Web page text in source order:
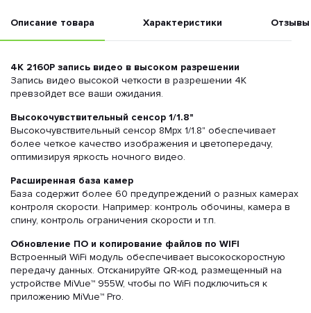
Описание товара Характеристики Отзывы
4K 2160P запись видео в высоком разрешении
Запись видео высокой четкости в разрешении 4К
превзойдет все ваши ожидания.
Высокочувствительный сенсор 1/1.8"
Высокочувствительный сенсор 8Mpx 1/1.8" обеспечивает
более четкое качество изображения и цветопередачу,
оптимизируя яркость ночного видео.
Расширенная база камер
База содержит более 60 предупреждений о разных камерах
контроля скорости. Например: контроль обочины, камера в
спину, контроль ограничения скорости и т.п.
Обновление ПО и копирование файлов по WIFI
Встроенный WiFi модуль обеспечивает высокоскоростную
передачу данных. Отсканируйте QR-код, размещенный на
устройстве MiVue™ 955W, чтобы по WiFi подключиться к
приложению MiVue™ Pro.